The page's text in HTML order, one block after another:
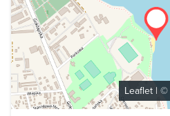
Leaflet | ©